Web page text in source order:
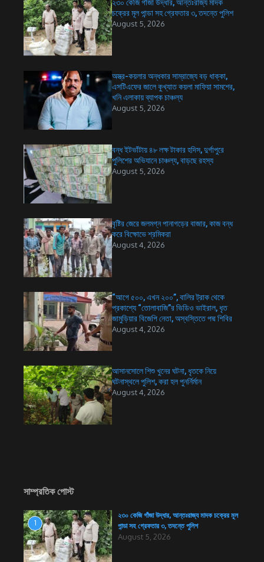
২৩০ কেজি গাঁজা উদ্ধার, আন্তঃরাজ্য মাদক
চক্রের মূল পান্ডা সহ গ্রেফতার ৩, তদন্তে পুলিশ
August 5, 2026
অস্ত্র-কয়লার অন্ধকার সাম্রাজ্যে বড় ধাক্কা,
এসটিএফের জালে কুখ্যাত কয়লা মাফিয়া সামশের,
খনি এলাকায় ব্যাপক চাঞ্চল্য
August 5, 2026
বন্ধ ইটভাঁটায় ৪৮ লক্ষ টাকার হদিস, দুর্গাপুরে
পুলিশের অভিযানে চাঞ্চল্য, বাড়ছে রহস্য
August 5, 2026
বৃষ্টির জেরে জলমগ্ন পানাগড়ের বাজার, কাজ বন্ধ
করে বিক্ষোভে শ্রমিকরা
August 4, 2026
“আগে ৫০০, এখন ২০০”, বালির ট্রাক থেকে
প্রকাশ্যে “তোলাবাজি”র ভিডিও ভাইরাল, ধৃত
জামুড়িয়ার বিজেপি নেতা, অস্বস্তিতে পদ্ম শিবির
August 4, 2026
আসানসোলে শিশু খুনের ঘটনা, ধৃতকে নিয়ে
ঘটনাস্থলে পুলিশ, করা হল পুনর্নির্মান
August 4, 2026
সাম্প্রতিক পোস্ট
1
২৩০ কেজি গাঁজা উদ্ধার, আন্তঃরাজ্য মাদক চক্রের মূল
পান্ডা সহ গ্রেফতার ৩, তদন্তে পুলিশ
August 5, 2026